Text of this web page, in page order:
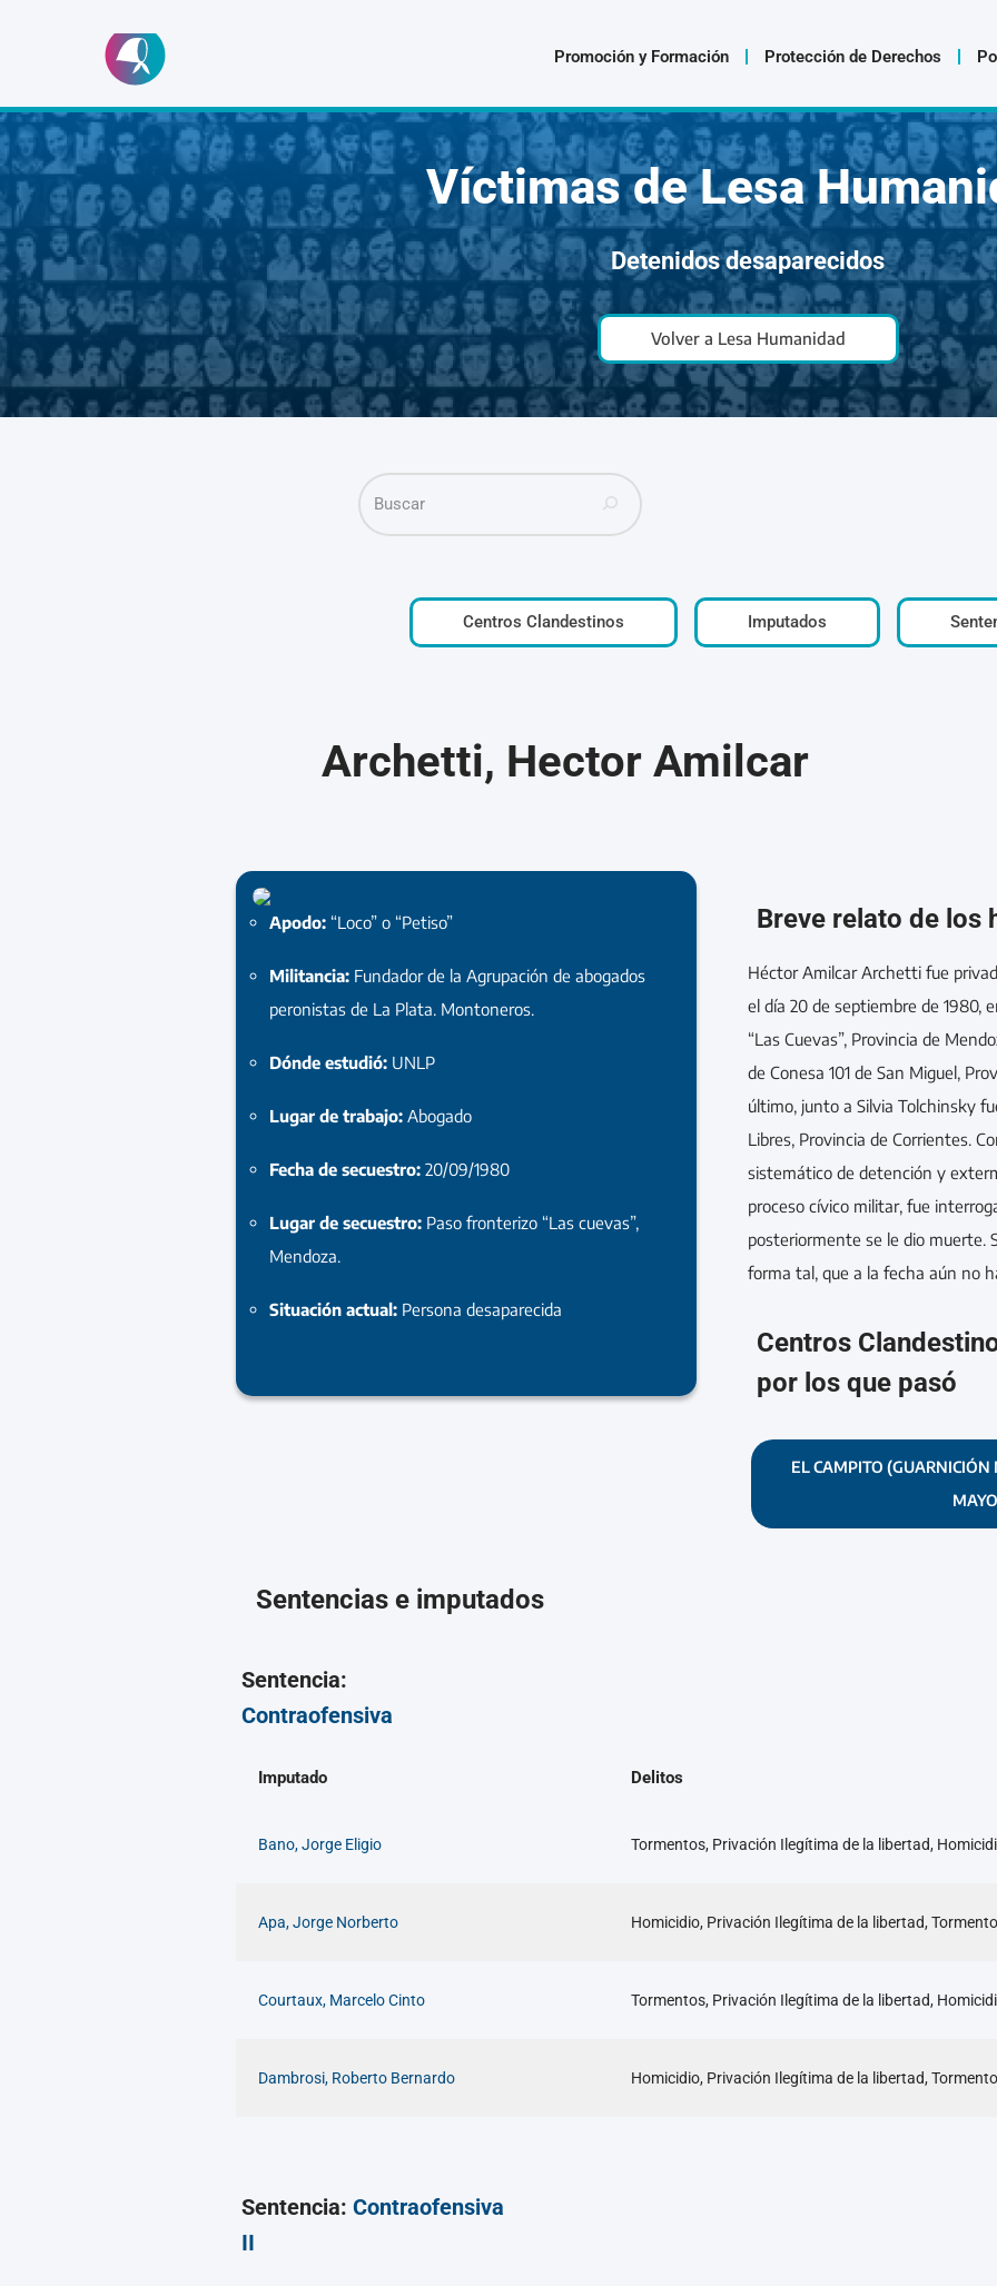
al
contenido
Promoción y Formación Protección de Derechos
Víctimas de Lesa
Detenidos desaparecidos
Volver a Lesa Humanidad
Centros Clandestinos Imputados
Archetti, Hector Amilcar
Apodo: “Loco” o “Petiso”
Militancia: Fundador de la Agrupación de abogados
peronistas de La Plata. Montoneros.
Dónde estudió: UNLP
Lugar de trabajo:Abogado
Fecha de secuestro:20/09/1980
Lugar de secuestro: Paso fronterizo “Las cuevas”,
Mendoza.
Situación actual: Persona desaparecida
Breve relato de los
Héctor Amilcar Archetti fue
el día 20 de septiembre de 1980,
“Las Cuevas”, Provincia de
de Conesa 101 de San Miguel,
último, junto a Silvia Tolchinsky
Libres, Provincia de Corrientes.
sistemático de detención y
proceso cívico militar, fue
posteriormente se le dio muerte.
forma tal, que a la fecha aún no
Centros
por los que pasó
EL CAMPITO (GUARNICIÓN
Sentencias e imputados
Sentencia:
Contraofensiva
Imputado Delitos
Bano, Jorge Eligio Tormentos, Privación Ilegítima de la libertad,
Apa, Jorge Norberto Homicidio, Privación Ilegítima de la libertad,
Courtaux, Marcelo Cinto Tormentos, Privación Ilegítima de la libertad,
Dambrosi, Roberto Bernardo Homicidio, Privación Ilegítima de la libertad,
Sentencia:Contraofensiva
II